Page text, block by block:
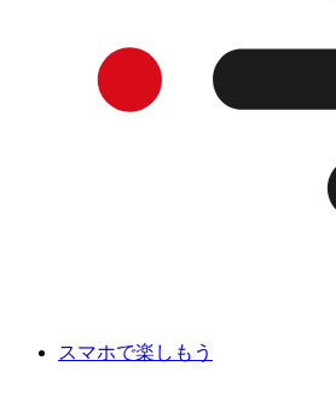
スマホで楽しもう